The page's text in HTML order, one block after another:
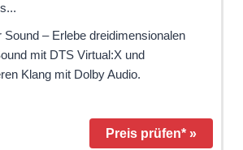
Sound – Erlebe dreidimensionalen
mit DTS Virtual:X und
Klang mit Dolby Audio.
Preis prüfen* »